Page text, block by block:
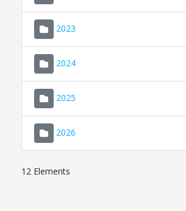
2023
2024
2025
2026
12 Elements